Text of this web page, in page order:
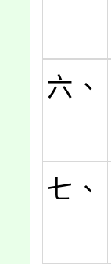
六、
七、